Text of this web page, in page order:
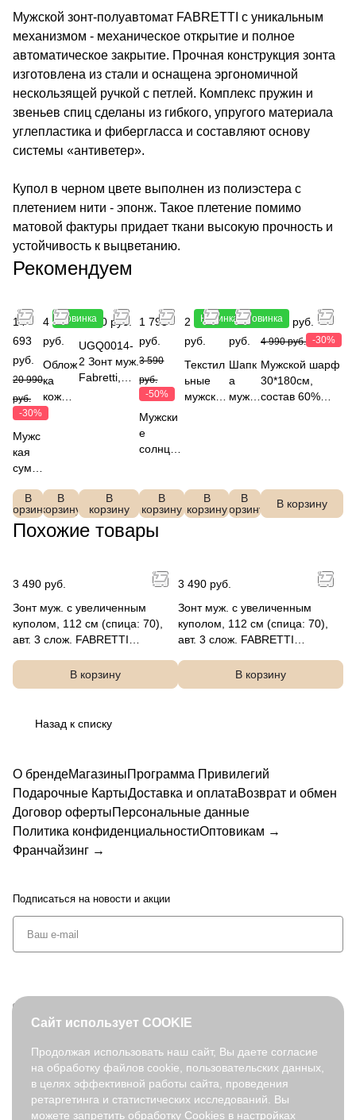
Мужской зонт-полуавтомат FABRETTI с уникальным
механизмом - механическое открытие и полное
автоматическое закрытие. Прочная конструкция зонта
изготовлена из стали и оснащена эргономичной
нескользящей ручкой с петлей. Комплекс пружин и
звеньев спиц сделаны из гибкого, упругого материала
углепластика и фибергласса и составляют основу
системы «антиветер».
Купол в черном цвете выполнен из полиэстера с
плетением нити - эпонж. Такое плетение помимо
матовой фактуры придает ткани высокую прочность и
устойчивость к выцветанию.
Рекомендуем
14
693
руб.
20 990
руб.
-30%
Мужс
кая
сумка
ETTI
L159
38-2
В
корзину
Новинка
4 990
руб.
Облож
ка
кожан
ая
В
корзину
2 790 руб.
UGQ0014-
2 Зонт муж.
Fabretti,
В
корзину
1 795
руб.
3 590
руб.
-50%
Мужски
е
солнцез
FABRET
TI
SFG05b
В
корзину
Новинка
2 490
руб.
Текстил
ьные
мужские
2
В
корзину
Новинка
2 790
руб.
Шапк
а
мужск
В
корзину
3 493 руб.
4 990 руб. -30%
Мужской шарф
30*180см,
состав 60%
В корзину
Похожие товары
3 490 руб.
Зонт муж. с увеличенным
куполом, 112 см (спица: 70),
авт. 3 слож. FABRETTI
В корзину
3 490 руб.
Зонт муж. с увеличенным
куполом, 112 см (спица: 70),
авт. 3 слож. FABRETTI
В корзину
Назад к списку
О брендеМагазиныПрограмма Привилегий
Подарочные КартыДоставка и оплатаВозврат и обмен
Договор офертыПерсональные данные
Политика конфиденциальностиОптовикам →
Франчайзинг →
Подписаться на новости и акции
© 2026. fabretti.ru. Все права защищены
На информационном ресурсе применяются
рекомендательные
технологии .
Сайт использует COOKIE
Продолжая использовать наш сайт, Вы даете согласие
на обработку файлов cookie, пользовательских данных,
в целях эффективной работы сайта, проведения
ретаргетинга и статистических исследований. Вы
можете запретить обработку Cookies в настройках